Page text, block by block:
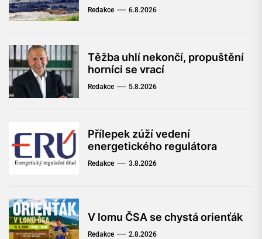
Redakce 6.8.2026
Těžba uhlí nekončí, propuštění
horníci se vrací
Redakce 5.8.2026
Přílepek zúží vedení
energetického regulátora
Redakce 3.8.2026
V lomu ČSA se chystá orienťák
Redakce 2.8.2026